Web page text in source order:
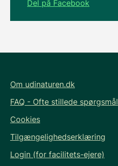
Del på Facebook
Om udinaturen.dk
FAQ - Ofte stillede spørgsmål
Cookies
Tilgængelighedserklæring
Login (for facilitets-ejere)